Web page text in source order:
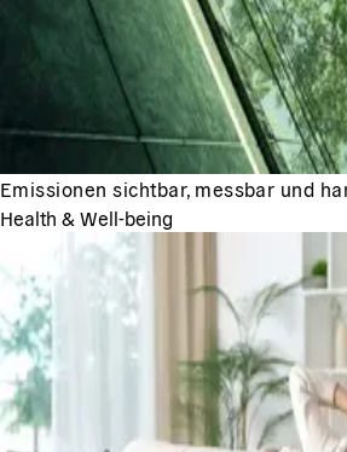
Emissionen sichtbar, messbar und
Health & Well-being